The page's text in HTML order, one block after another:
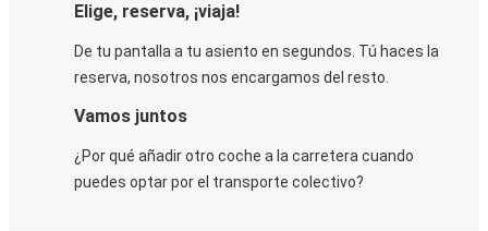
Elige, reserva, ¡viaja!
De tu pantalla a tu asiento en segundos. Tú haces la
reserva, nosotros nos encargamos del resto.
Vamos juntos
¿Por qué añadir otro coche a la carretera cuando
puedes optar por el transporte colectivo?